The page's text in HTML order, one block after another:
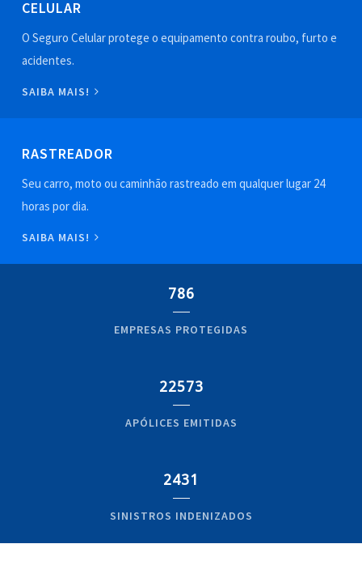
CELULAR
O Seguro Celular protege o equipamento contra roubo, furto e
acidentes.
SAIBA MAIS!
RASTREADOR
Seu carro, moto ou caminhão rastreado em qualquer lugar 24
horas por dia.
SAIBA MAIS!
786
EMPRESAS PROTEGIDAS
22573
APÓLICES EMITIDAS
2431
SINISTROS INDENIZADOS